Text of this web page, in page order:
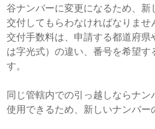
谷ナンバーに変更になるため、新
交付してもらわなければなりま
交付手数料は、申請する都道府県
は字光式）の違い、番号を希望す
す。
同じ管轄内での引っ越しならナン
使用できるため、新しいナンバー